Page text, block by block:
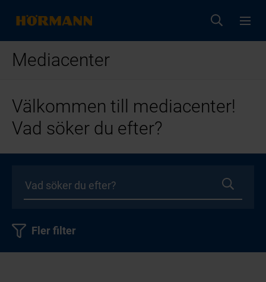
Mediacenter
Välkommen till mediacenter!
Vad söker du efter?
Fler filter